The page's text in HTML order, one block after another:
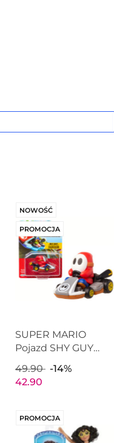
NOWOŚĆ
PROMOCJA
SUPER MARIO
Pojazd SHY GUY
Nintendo s5 JAKKS
PACIFIC 403034
49.90
-14%
42.90
PROMOCJA